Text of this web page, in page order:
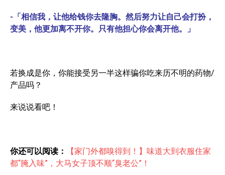
-「相信我，让他给钱你去隆胸。然后努力让自己会打扮，
变美，他更加离不开你。只有他担心你会离开他。」
若换成是你，你能接受另一半这样骗你吃来历不明的药物/
产品吗？
来说说看吧！
你还可以阅读：
【家门外都嗅得到！】味道大到衣服住家
都“腌入味”，大马女子顶不顺“臭老公”！